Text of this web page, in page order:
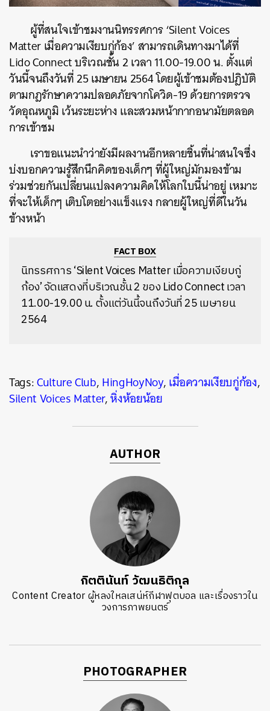
ผู้ที่สนใจเข้าชมงานนิทรรศการ ‘Silent Voices
Matter เมื่อความเงียบกู่ก้อง’ สามารถเดินทางมาได้ที่
Lido Connect บริเวณชั้น 2 เวลา 11.00-19.00 น. ตั้งแต่
วันนี้จนถึงวันที่ 25 เมษายน 2564 โดยผู้เข้าชมต้องปฎิบัติ
ตามกฎรักษาความปลอดภัยจากโควิด-19 ด้วยการตรวจ
วัดอุณหภูมิ เว้นระยะห่าง และสวมหน้ากากอนามัยตลอด
การเข้าชม
เราขอแนะนำว่ายังมีผลงานอีกหลายชิ้นที่น่าสนใจซึ่ง
บ่งบอกความรู้สึกนึกคิดของเด็กๆ ที่ผู้ใหญ่มักมองข้าม
ร่วมช่วยกันเปลี่ยนแปลงความคิดให้โลกใบนี้น่าอยู่ เหมาะ
ที่จะให้เด็กๆ เติบโตอย่างแข็งแรง กลายผู้ใหญ่ที่ดีในวัน
ข้างหน้า
FACT BOX
นิทรรศการ ‘Silent Voices Matter เมื่อความเงียบกู่
ก้อง’ จัดแสดงที่บริเวณชั้น 2 ของ Lido Connect เวลา
11.00-19.00 น. ตั้งแต่วันนี้จนถึงวันที่ 25 เมษายน
2564
Tags:Culture Club,HingHoyNoy,เมื่อความเงียบกู่ก้อง,
Silent Voices Matter,หิ่งห้อยน้อย
AUTHOR
กิตตินันท์ วัฒนธิติกุล
Content Creator ผู้หลงใหลเสน่ห์กีฬาฟุตบอล และเรื่องราวใน
วงการภาพยนตร์
PHOTOGRAPHER